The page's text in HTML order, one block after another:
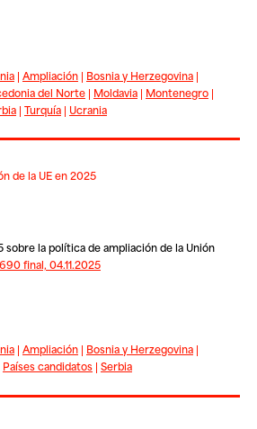
| Ampliación| Bosnia y Herzegovina|
del Norte| Moldavia| Montenegro|
| Turquía| Ucrania
de la UE en 2025
la política de ampliación de la Unión
final, 04.11.2025
| Ampliación| Bosnia y Herzegovina|
Países candidatos| Serbia